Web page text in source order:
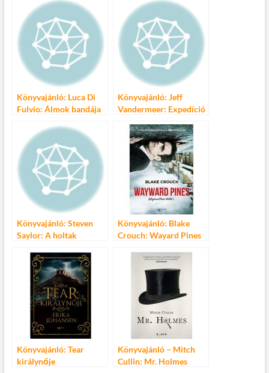
b
o
o
k
er
es m
e
g
Könyvajánló: Luca Di
Fulvio: Álmok bandája
Könyvajánló: Jeff
Vandermeer: Expedíció
Könyvajánló: Steven
Saylor: A holtak
Könyvajánló: Blake
Crouch: Wayard Pines
Könyvajánló: Tear
királynője
Könyvajánló – Mitch
Cullin: Mr. Holmes